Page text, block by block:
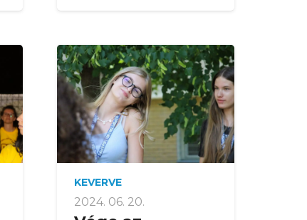
KEVERVE
2024. 06. 20.